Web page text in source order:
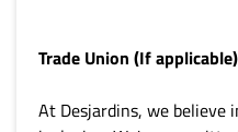
Trade Union (If applicable)
At Desjardins, we believe